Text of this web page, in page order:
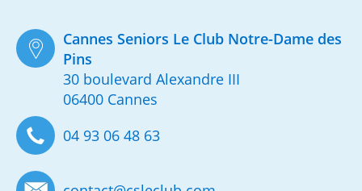
Cannes Seniors Le Club Notre-Dame des
Pins
30 boulevard Alexandre III
06400 Cannes
04 93 06 48 63